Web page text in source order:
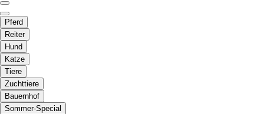
Pferd
Reiter
Hund
Katze
Tiere
Zuchttiere
Bauernhof
Sommer-Special